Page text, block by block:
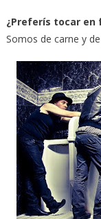
¿Preferís tocar en
Somos de carne y